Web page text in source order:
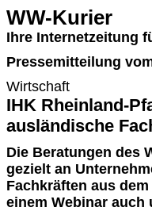
WW-Kurier
Ihre Internetzeitung
Pressemitteilung
Wirtschaft
IHK Rheinland-
ausländische
Die Beratungen des
gezielt an
Fachkräften aus
einem Webinar